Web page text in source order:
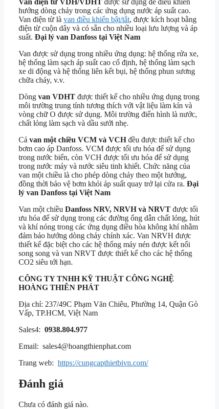
Van điện từ VDH/VDHT được sử dụng để điều khiển
hướng dòng chảy trong các ứng dụng nước áp suất cao.
Van điện từ là van điều khiển bật/tắt, được kích hoạt bằng
điện từ cuộn dây và có sẵn cho nhiều loại lưu lượng và áp
suất. Đại lý van Danfoss tại Việt Nam
Van được sử dụng trong nhiều ứng dụng: hệ thống rửa xe,
hệ thống làm sạch áp suất cao cố định, hệ thống làm sạch
xe di động và hệ thống liên kết bụi, hệ thống phun sương
chữa cháy, v.v.
Dòng van VDHT được thiết kế cho nhiều ứng dụng trong
môi trường trung tính tương thích với vật liệu làm kín và
vòng chữ O được sử dụng. Môi trường điển hình là nước,
chất lỏng làm sạch và dầu sưởi nhẹ.
Cả van một chiều VCM và VCHđều được thiết kế cho
bơm cao áp Danfoss. VCM được tối ưu hóa để sử dụng
trong nước biển, còn VCH được tối ưu hóa để sử dụng
trong nước máy và nước siêu tinh khiết. Chức năng của
van một chiều là cho phép dòng chảy theo một hướng,
đồng thời bảo vệ bơm khỏi áp suất quay trở lại cửa ra. Đại
lý van Danfoss tại Việt Nam
Van một chiều Danfoss NRV, NRVH và NRVT được tối
ưu hóa để sử dụng trong các đường ống dẫn chất lỏng, hút
và khí nóng trong các ứng dụng điều hòa không khí nhằm
đảm bảo hướng dòng chảy chính xác. Van NRVH được
thiết kế đặc biệt cho các hệ thống máy nén được kết nối
song song và van NRVT được thiết kế cho các hệ thống
CO2 siêu tới hạn.
CÔNG TY TNHH KỸ THUẬT CÔNG NGHỆ
HOÀNG THIÊN PHÁT
Địa chỉ: 237/49C Phạm Văn Chiêu, Phường 14, Quận Gò
Vấp, TP.HCM, Việt Nam
Sales4: 0938.804.977
Email: sales4@hoangthienphat.com
Trang web: https://cungcapthietbivn.com/
Đánh giá
Chưa có đánh giá nào.